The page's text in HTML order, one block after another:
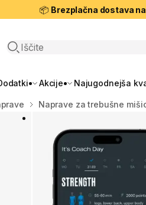
📦 Brezplačna dostava
Odpri iskanje
Akcije Najugodnejša
Naprave za trebušne